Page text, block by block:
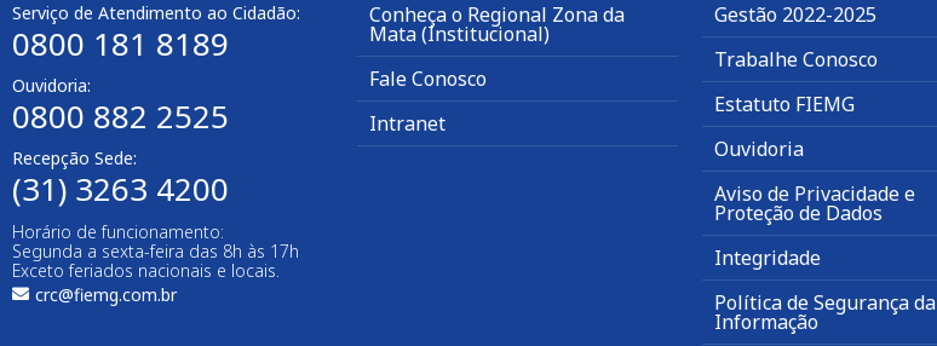
Serviço de Atendimento ao Cidadão:
0800 181 8189
Ouvidoria:
0800 882 2525
Recepção Sede:
(31) 3263 4200
Horário de funcionamento:
Segunda a sexta-feira das 8h às 17h
Exceto feriados nacionais e locais.
crc@fiemg.com.br
Conheça o Regional Zona da
Mata (Institucional)
Fale Conosco
Intranet
Gestão 2022-2025
Trabalhe Conosco
Estatuto FIEMG
Ouvidoria
Aviso de Privacidade e
Proteção de Dados
Integridade
Política de Segurança da
Informação